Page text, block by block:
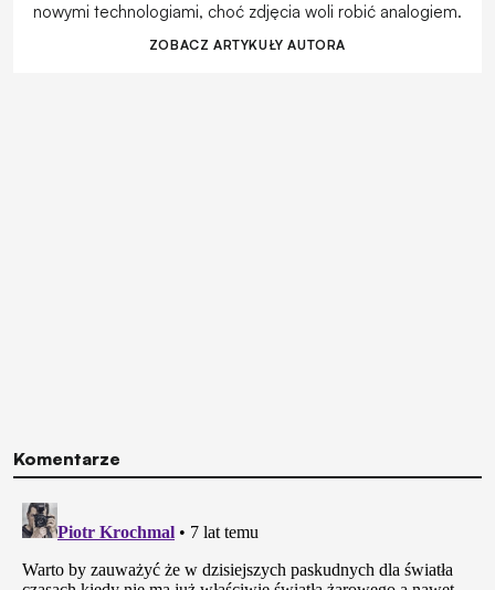
nowymi technologiami, choć zdjęcia woli robić analogiem.
ZOBACZ ARTYKUŁY AUTORA
Komentarze